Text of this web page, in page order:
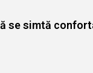
se simtă